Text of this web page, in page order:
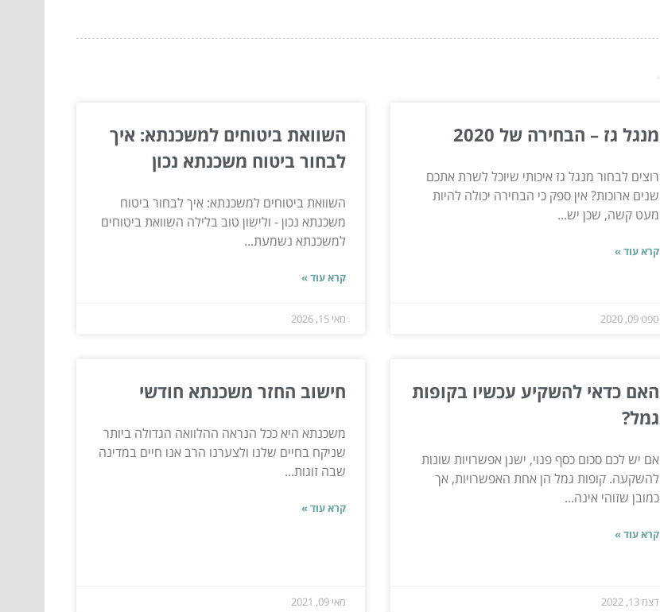
מנגל גז – הבחירה של 2020
רוצים לבחור מנגל גז איכותי שיוכל לשרת אתכם
שנים ארוכות? אין ספק כי הבחירה יכולה להיות
מעט קשה, שכן יש...
קרא עוד »
ספט 09, 2020
השוואת ביטוחים למשכנתא: איך
לבחור ביטוח משכנתא נכון
השוואת ביטוחים למשכנתא: איך לבחור ביטוח
משכנתא נכון - ולישון טוב בלילה השוואת ביטוחים
למשכנתא נשמעת...
קרא עוד »
מאי 15, 2026
האם כדאי להשקיע עכשיו בקופות
גמל?
אם יש לכם סכום כסף פנוי, ישנן אפשרויות שונות
להשקעה. קופות גמל הן אחת האפשרויות, אך
כמובן שזוהי אינה...
קרא עוד »
דצמ 13, 2022
חישוב החזר משכנתא חודשי
משכנתא היא ככל הנראה ההלוואה הגדולה ביותר
שניקח בחיים שלנו ולצערנו הרב אנו חיים במדינה
שבה זוגות...
קרא עוד »
מאי 09, 2021